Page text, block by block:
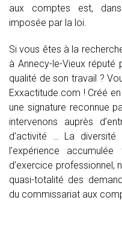
aux comptes est,
imposée par la loi.
Si vous êtes à la
à Annecy-le-Vieux
qualité de son travail ?
Exxactitude.com ! Créé
une signature reconnue
intervenons auprès
d’activité … La
l’expérience
d’exercice professionnel,
quasi-totalité des
du commissariat aux